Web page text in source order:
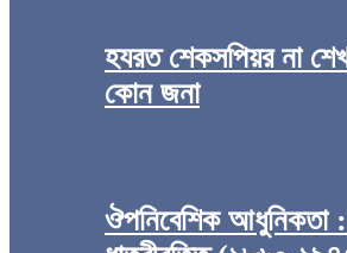
হযরত শেকসপিয়র না
কোন জনা
ঔপনিবেশিক আধুনিকতা :